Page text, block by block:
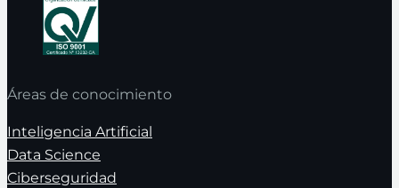
Áreas de conocimiento
Inteligencia Artificial
Data Science
Ciberseguridad